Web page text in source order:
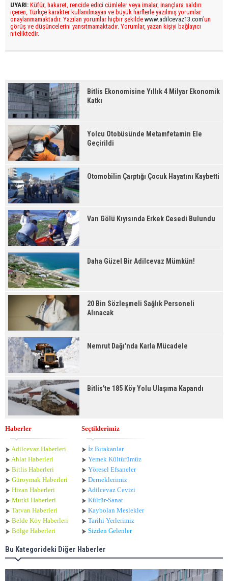
UYARI: Küfür, hakaret, rencide edici cümleler veya imalar, inançlara saldırı
içeren, Türkçe karakter kullanılmayan ve büyük harflerle yazılmış yorumlar
onaylanmamaktadır. Yazılan yorumlar hiçbir şekilde www.adilcevaz13.com’un
görüş ve düşüncelerini yansıtmamaktadır. Yorumlar, yazan kişiyi bağlayıcı
niteliktedir.
Bitlis Ekonomisine Yıllık 4 Milyar Ekonomik
Katkı
Yolcu Otobüsünde Metamfetamin Ele
Geçirildi
Otomobilin Çarptığı Çocuk Hayatını Kaybetti
Van Gölü Kıyısında Erkek Cesedi Bulundu
Daha Güzel Bir Adilcevaz Mümkün!
20 Bin Sözleşmeli Sağlık Personeli
Alınacak
Nemrut Dağı'nda Karla Mücadele
Bitlis'te 185 Köy Yolu Ulaşıma Kapandı
Haberler
Adilcevaz Haberleri
Ahlat Haberleri
Bitlis Haberleri
Güroymak Haberleri
Hizan Haberleri
Mutki Haberleri
Tatvan Haberleri
Belde Köy Haberleri
Bölge Haberleri
Seçtiklerimiz
İz Bırakanlar
Yemek Kültürümüz
Yöresel Efsaneler
Derneklerimiz
Adilcevaz Cevizi
Kültür-Sanat
Kaybolan Meslekler
Tarihi Yerlerimiz
Sizden Gelenler
Bu Kategorideki Diğer Haberler